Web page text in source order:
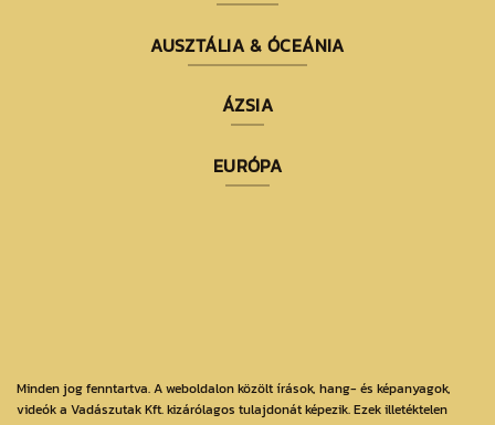
AUSZTÁLIA & ÓCEÁNIA
ÁZSIA
EURÓPA
Minden jog fenntartva. A weboldalon közölt írások, hang- és képanyagok,
videók a Vadászutak Kft. kizárólagos tulajdonát képezik. Ezek illetéktelen